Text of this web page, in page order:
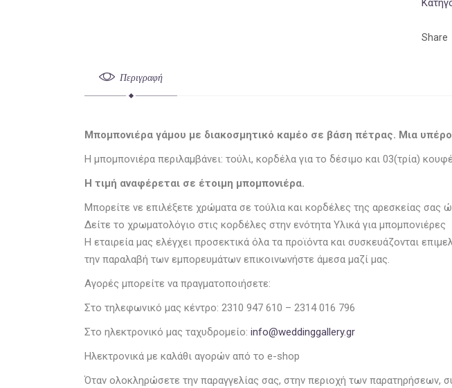
Περιγραφή
Μπομπονιέρα γάμου με διακοσμητικό καμέο σε βάση πέτρας. Μια
Η μπομπονιέρα περιλαμβάνει: τούλι, κορδέλα για το δέσιμο και 03(τρία)
Η τιμή αναφέρεται σε έτοιμη μπομπονιέρα.
Μπορείτε νε επιλέξετε χρώματα σε τούλια και κορδέλες της αρεσκείας
Δείτε το χρωματολόγιο στις κορδέλες στην ενότητα Υλικά για μπομπονιέρες
Η εταιρεία μας ελέγχει προσεκτικά όλα τα προϊόντα και συσκευάζονται
την παραλαβή των εμπορευμάτων επικοινωνήστε άμεσα μαζί μας.
Αγορές μπορείτε να πραγματοποιήσετε:
Στο τηλεφωνικό μας κέντρο: 2310 947 610 – 2314 016 796
Στο ηλεκτρονικό μας ταχυδρομείο: info@weddinggallery.gr
Ηλεκτρονικά με καλάθι αγορών από το e-shop
Όταν ολοκληρώσετε την παραγγελίας σας, στην περιοχή των παρατηρήσεων,